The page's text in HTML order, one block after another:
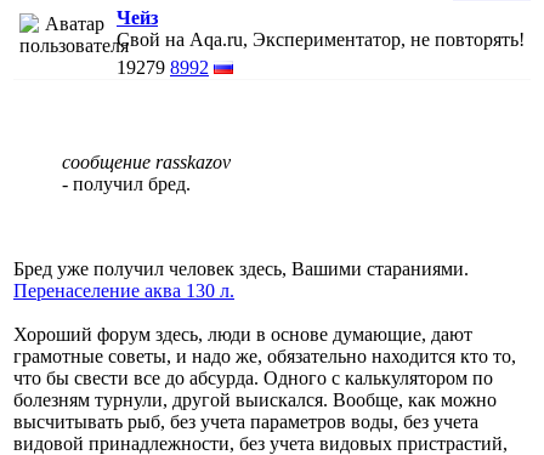
Чейз
Свой на Aqa.ru, Экспериментатор, не повторять!
19279 8992
сообщение rasskazov
- получил бред.
Бред уже получил человек здесь, Вашими стараниями.
Перенаселение аква 130 л.
Хороший форум здесь, люди в основе думающие, дают
грамотные советы, и надо же, обязательно находится кто то,
что бы свести все до абсурда. Одного с калькулятором по
болезням турнули, другой выискался. Вообще, как можно
высчитывать рыб, без учета параметров воды, без учета
видовой принадлежности, без учета видовых пристрастий,